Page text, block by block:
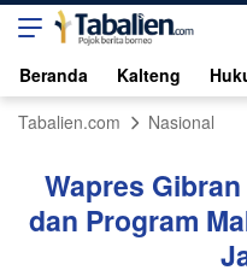
Beranda Kalteng
Tabalien.com
Nasional
Wapres
dan Program